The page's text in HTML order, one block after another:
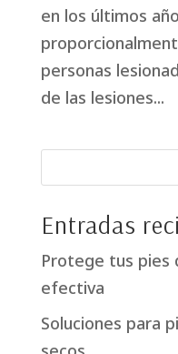
en los últimos
personas
de las lesiones...
Entradas
Protege tus
efectiva
Soluciones para